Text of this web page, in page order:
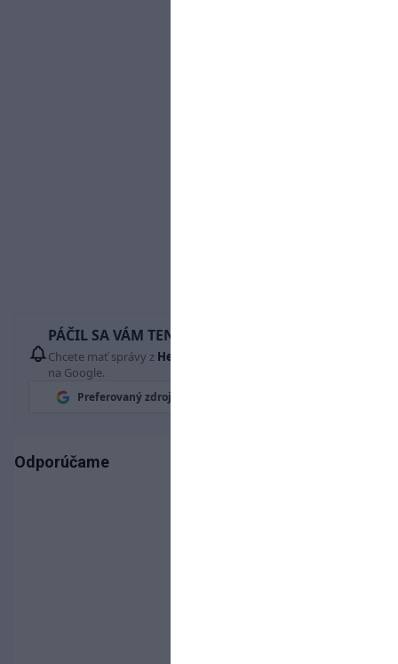
PÁČIL SA VÁM TENTO ČLÁNOK?
Chcete mať správy z Hetrik.sk
na Google.
Preferovaný zdroj
Odporúčame